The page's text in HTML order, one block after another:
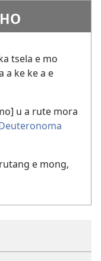
tsela e mo
a ke ke a e
u a rute mora
e mong,